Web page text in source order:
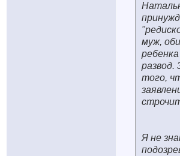
муж,
развод.
того,
Я не